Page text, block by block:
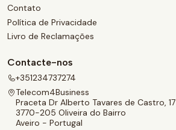
Contato
Política de Privacidade
Livro de Reclamações
Contacte-nos
+351234737274
Telecom4Business
Praceta Dr Alberto Tavares de Castro, 17
3770-205 Oliveira do Bairro
Aveiro - Portugal